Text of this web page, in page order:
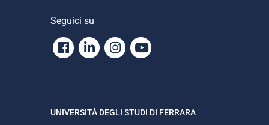
Seguici su
Facebook
LinkedinInstagram
Youtube
UNIVERSITÀ DEGLI STUDI DI FERRARA